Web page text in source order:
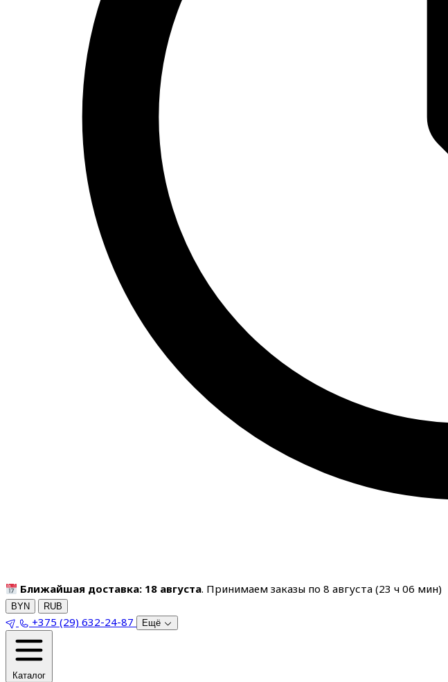
Ближайшая доставка: 18 августа. Принимаем заказы по 8 августа (23 ч06 мин)
BYN RUB
+375 (29) 632-24-87 Ещё
Каталог